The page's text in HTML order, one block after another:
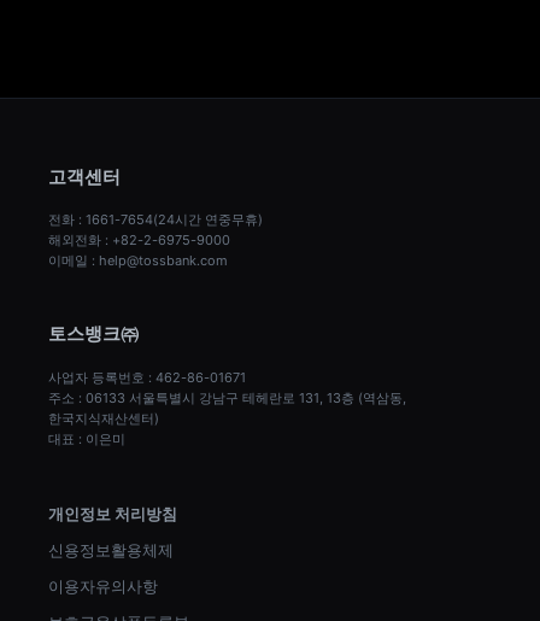
고객센터
전화 : 1661-7654(24시간 연중무휴)
해외전화 : +82-2-6975-9000
이메일 : help@tossbank.com
토스뱅크㈜
사업자 등록번호 : 462-86-01671
주소 : 06133 서울특별시 강남구 테헤란로 131, 13층 (역삼동,
한국지식재산센터)
대표 : 이은미
개인정보 처리방침
신용정보활용체제
이용자유의사항